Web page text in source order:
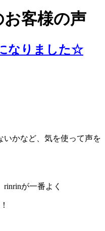
お客様の声
なりました☆
いかなど、気を使って声を
が一番よく